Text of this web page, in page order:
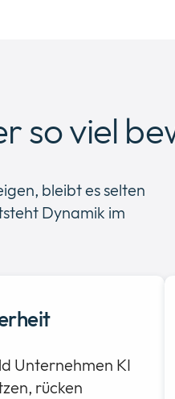
so viel
bleibt es selten
Dynamik im
Unternehmen KI
rücken